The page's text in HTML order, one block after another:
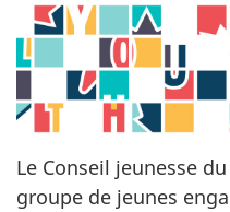
Le Conseil jeunesse
groupe de jeunes